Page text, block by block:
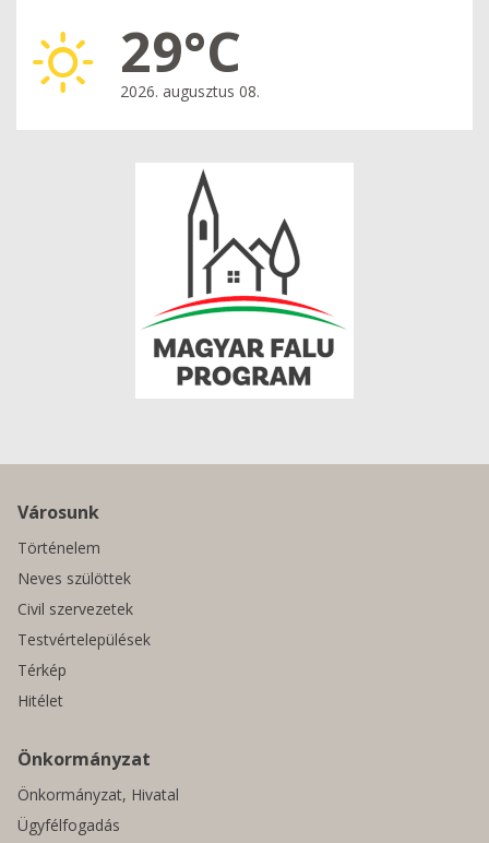
29°C
2026. augusztus 08.
Városunk
Történelem
Neves szülöttek
Civil szervezetek
Testvértelepülések
Térkép
Hitélet
Önkormányzat
Önkormányzat, Hivatal
Ügyfélfogadás